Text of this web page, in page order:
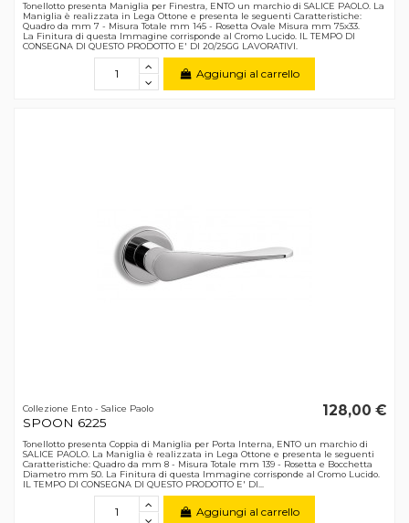
Tonellotto presenta Maniglia per Finestra, ENTO un marchio di SALICE PAOLO. La
Maniglia è realizzata in Lega Ottone e presenta le seguenti Caratteristiche:
Quadro da mm 7 - Misura Totale mm 145 - Rosetta Ovale Misura mm 75x33.
La Finitura di questa Immagine corrisponde al Cromo Lucido. IL TEMPO DI
CONSEGNA DI QUESTO PRODOTTO E' DI 20/25GG LAVORATIVI.
Aggiungi al carrello
Collezione Ento - Salice Paolo
SPOON 6225
128,00 €
Tonellotto presenta Coppia di Maniglia per Porta Interna, ENTO un marchio di
SALICE PAOLO. La Maniglia è realizzata in Lega Ottone e presenta le seguenti
Caratteristiche: Quadro da mm 8 - Misura Totale mm 139 - Rosetta e Bocchetta
Diametro mm 50. La Finitura di questa Immagine corrisponde al Cromo Lucido.
IL TEMPO DI CONSEGNA DI QUESTO PRODOTTO E' DI...
Aggiungi al carrello